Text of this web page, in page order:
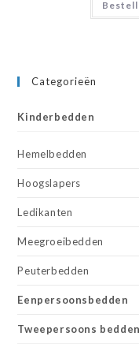
Categorieën
Kinderbedden
Hemelbedden
Hoogslapers
Ledikanten
Meegroeibedden
Peuterbedden
Eenpersoonsbedden
Tweepersoons bedden